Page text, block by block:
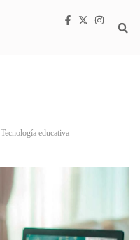
Tecnología educativa